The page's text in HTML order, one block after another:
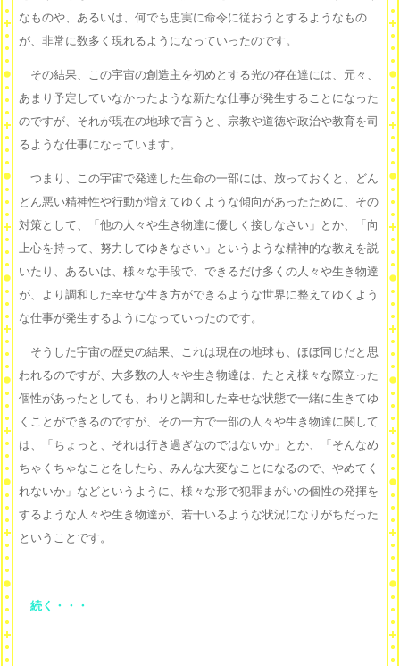
なものや、あるいは、何でも忠実に命令に従おうとするようなもの
が、非常に数多く現れるようになっていったのです。
その結果、この宇宙の創造主を初めとする光の存在達には、元々、
あまり予定していなかったような新たな仕事が発生することになった
のですが、それが現在の地球で言うと、宗教や道徳や政治や教育を司
るような仕事になっています。
つまり、この宇宙で発達した生命の一部には、放っておくと、どん
どん悪い精神性や行動が増えてゆくような傾向があったために、その
対策として、「他の人々や生き物達に優しく接しなさい」とか、「向
上心を持って、努力してゆきなさい」というような精神的な教えを説
いたり、あるいは、様々な手段で、できるだけ多くの人々や生き物達
が、より調和した幸せな生き方ができるような世界に整えてゆくよう
な仕事が発生するようになっていったのです。
そうした宇宙の歴史の結果、これは現在の地球も、ほぼ同じだと思
われるのですが、大多数の人々や生き物達は、たとえ様々な際立った
個性があったとしても、わりと調和した幸せな状態で一緒に生きてゆ
くことができるのですが、その一方で一部の人々や生き物達に関して
は、「ちょっと、それは行き過ぎなのではないか」とか、「そんなめ
ちゃくちゃなことをしたら、みんな大変なことになるので、やめてく
れないか」などというように、様々な形で犯罪まがいの個性の発揮を
するような人々や生き物達が、若干いるような状況になりがちだった
ということです。
続く・・・